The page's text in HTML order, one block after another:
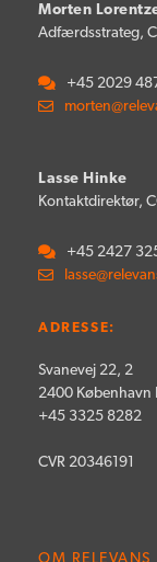
Morten
Adfærdsstrateg,
+45 2029
Lasse Hinke
Kontaktdirektør,
+45 2427
ADRESSE:
Svanevej 22, 2
2400 København
+45 3325 8282
CVR 20346191